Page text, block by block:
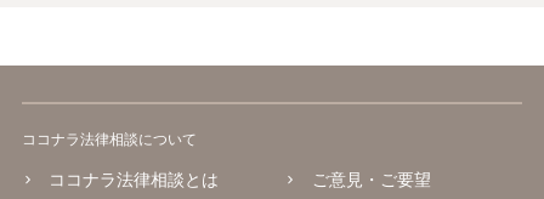
ココナラ法律相談について
ココナラ法律相談とは ご意見・ご要望